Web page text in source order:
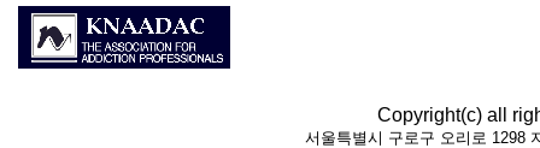
Copyright(c) all
서울특별시 구로구 오리로 1298